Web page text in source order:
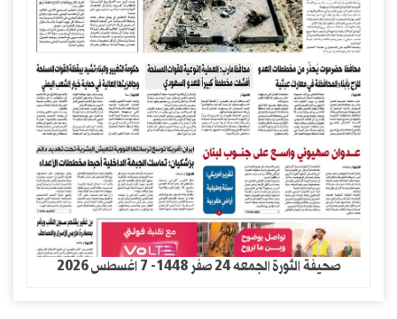
صحيفة الثورة الجمعه 24 صفر 1448- 7 اغسطس 2026